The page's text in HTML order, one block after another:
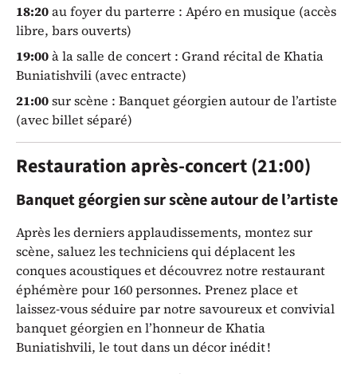
18:20au foyer du parterre : Apéro en musique (accès
libre, bars ouverts)
19:00à la salle de concert : Grand récital de Khatia
Buniatishvili (avec entracte)
21:00sur scène : Banquet géorgien autour de l’artiste
(avec billet séparé)
Restauration après-concert (21:00)
Banquet géorgien sur scène autour de l’artiste
Après les derniers applaudissements, montez sur
scène, saluez les techniciens qui déplacent les
conques acoustiques et découvrez notre restaurant
éphémère pour 160 personnes. Prenez place et
laissez-vous séduire par notre savoureux et convivial
banquet géorgien en l’honneur de Khatia
Buniatishvili, le tout dans un décor inédit !